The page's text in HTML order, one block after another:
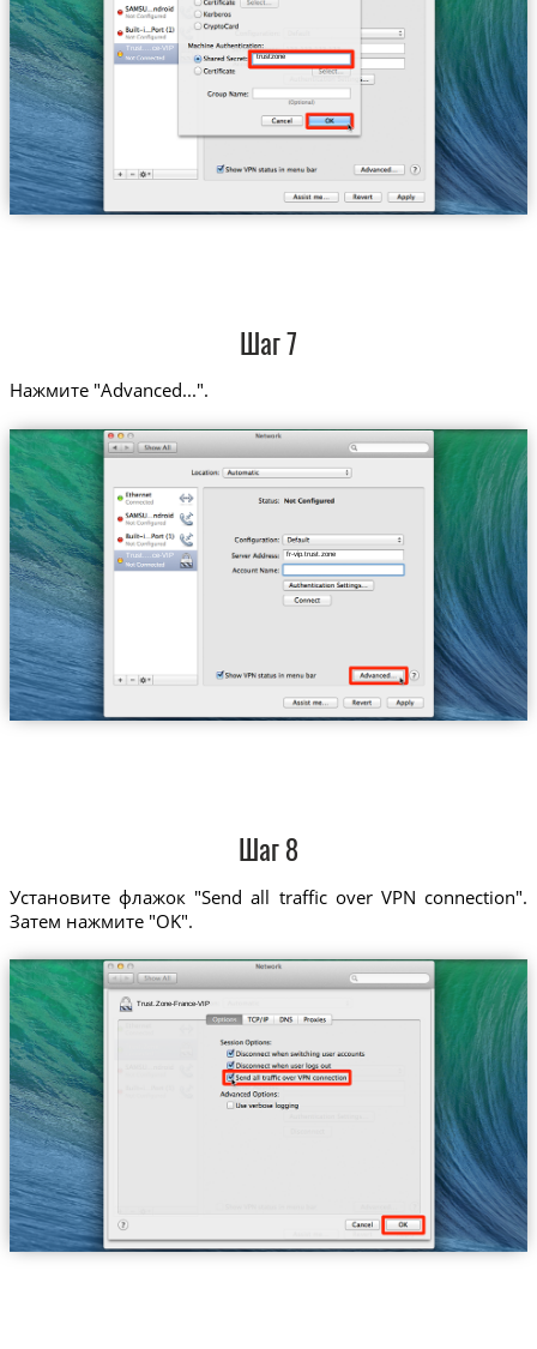
Trust....ce-VIP
trustzone
Шаг 7
Нажмите "Advanced...".
Trust....ce-VIP fr-vip.trust.zone
Шаг 8
Установите флажок "Send all traffic over VPN connection".
Затем нажмите "OK".
Trust.Zone-France-VIP